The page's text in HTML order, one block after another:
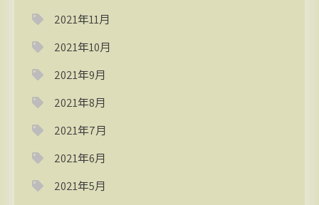
2021年11月
2021年10月
2021年9月
2021年8月
2021年7月
2021年6月
2021年5月